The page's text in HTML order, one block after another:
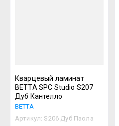
Кварцевый ламинат
BETTA SPC Studio S207
Дуб Кантелло
BETTA
Артикул: S206 Дуб Паола